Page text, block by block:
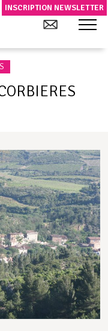
INSCRIPTION NEWSLETTER